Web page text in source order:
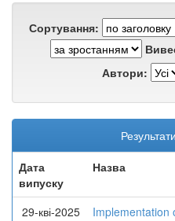
Сортування:
Автори:
Дата
випуску
Назва
29-кві-2025
Implementation